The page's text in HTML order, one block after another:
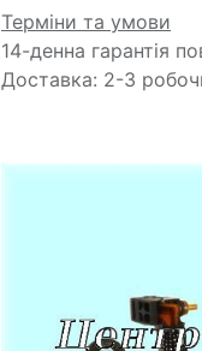
Терміни та умови
14-денна гарантія
Доставка: 2-3